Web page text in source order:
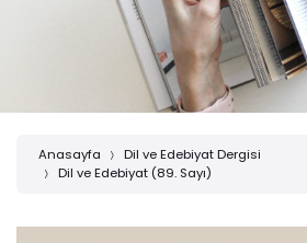
Anasayfa
Dil ve Edebiyat Dergisi
Dil ve Edebiyat (89. Sayı)